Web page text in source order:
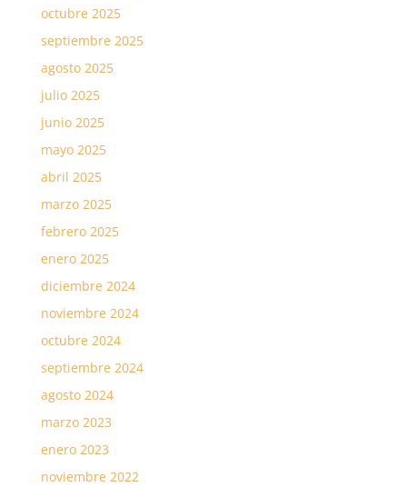
octubre 2025
septiembre 2025
agosto 2025
julio 2025
junio 2025
mayo 2025
abril 2025
marzo 2025
febrero 2025
enero 2025
diciembre 2024
noviembre 2024
octubre 2024
septiembre 2024
agosto 2024
marzo 2023
enero 2023
noviembre 2022